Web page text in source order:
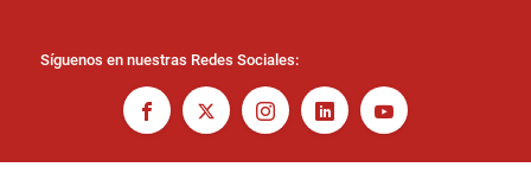
Síguenos en nuestras Redes Sociales: